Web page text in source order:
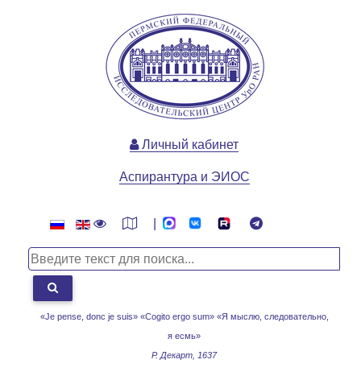
«Je pense, donc je suis» «Cogito ergo sum» «Я мыслю, следовательно,
я есмь»
Р. Декарт, 1637
Личный кабинет
Аспирантура и ЭИОС